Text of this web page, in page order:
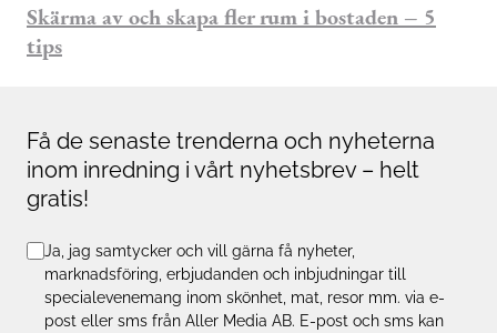
Skärma av och skapa fler rum i bostaden – 5
tips
Få de senaste trenderna och nyheterna
inom inredning i vårt nyhetsbrev – helt
gratis!
Ja, jag samtycker och vill gärna få nyheter,
marknadsföring, erbjudanden och inbjudningar till
specialevenemang inom skönhet, mat, resor mm. via e-
post eller sms från Aller Media AB. E-post och sms kan